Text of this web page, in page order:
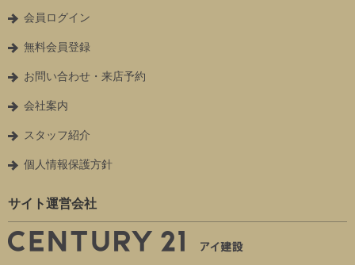
会員ログイン
無料会員登録
お問い合わせ・来店予約
会社案内
スタッフ紹介
個人情報保護方針
サイト運営会社